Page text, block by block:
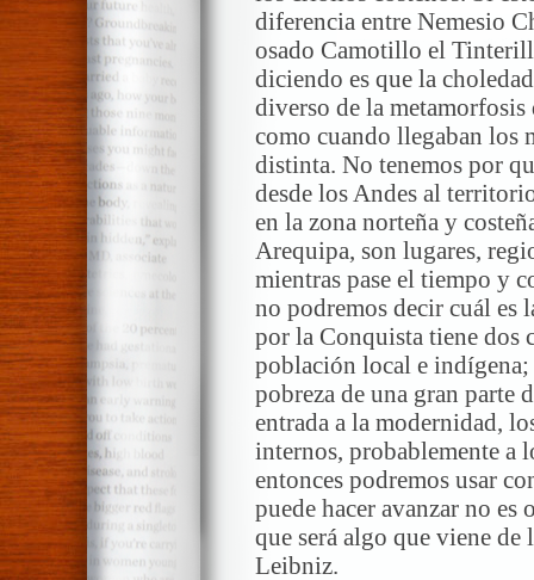
diferencia entre Nemesio
osado Camotillo el
diciendo es que la
diverso de la
como cuando llegaban los
distinta. No tenemos por
desde los Andes al
en la zona norteña y
Arequipa, son lugares,
mientras pase el tiempo y
no podremos decir cuál es
por la Conquista tiene dos
población local e
pobreza de una gran parte
entrada a la modernidad,
internos, probablemente a
entonces podremos usar
puede hacer avanzar no es
que será algo que viene
Leibniz.